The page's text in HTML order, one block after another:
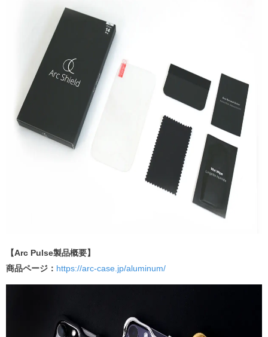
【Arc Pulse製品概要】
商品ページ： https://arc-case.jp/aluminum/